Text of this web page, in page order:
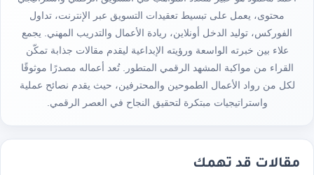
محتوى، يعمل على تبسيط تعقيدات التسويق عبر الإنترنت، تداول
الفوركس، توليد الدخل أونلاين، ريادة الأعمال والتدريب المهني. يجمع
علاء بين خبرته الواسعة ورؤيته الإبداعية ليقدم مقالات جذابة تمكّن
القراء من مواكبة المشهد الرقمي المتطور. تُعد أعماله مصدرًا موثوقًا
لكل من رواد الأعمال الطموحين والمحترفين، حيث يقدم نصائح عملية
واستراتيجيات مبتكرة لتحقيق النجاح في العصر الرقمي.
مقالات قد تهمك